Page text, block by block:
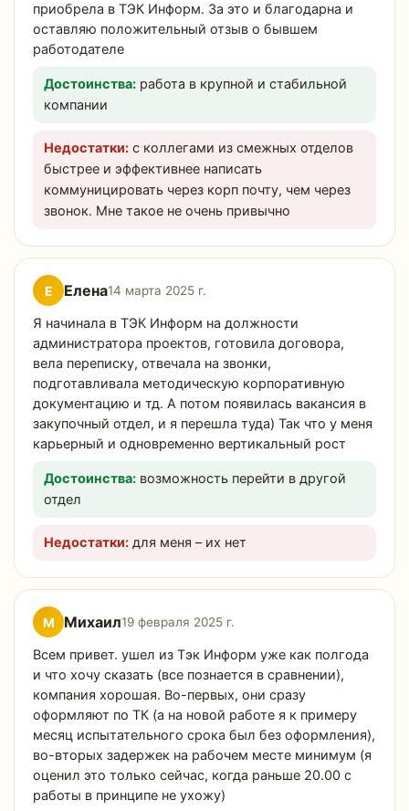
приобрела в ТЭК Информ. За это и благодарна и
оставляю положительный отзыв о бывшем
работодателе
Достоинства: работа в крупной и стабильной
компании
Недостатки: с коллегами из смежных отделов
быстрее и эффективнее написать
коммуницировать через корп почту, чем через
звонок. Мне такое не очень привычно
Е Елена14 марта 2025 г.
Я начинала в ТЭК Информ на должности
администратора проектов, готовила договора,
вела переписку, отвечала на звонки,
подготавливала методическую корпоративную
документацию и тд. А потом появилась вакансия в
закупочный отдел, и я перешла туда) Так что у меня
карьерный и одновременно вертикальный рост
Достоинства: возможность перейти в другой
отдел
Недостатки: для меня – их нет
М Михаил19 февраля 2025 г.
Всем привет. ушел из Тэк Информ уже как полгода
и что хочу сказать (все познается в сравнении),
компания хорошая. Во-первых, они сразу
оформляют по ТК (а на новой работе я к примеру
месяц испытательного срока был без оформления),
во-вторых задержек на рабочем месте минимум (я
оценил это только сейчас, когда раньше 20.00 с
работы в принципе не ухожу)